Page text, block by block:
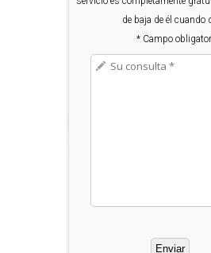
de baja de él cuando
* Campo